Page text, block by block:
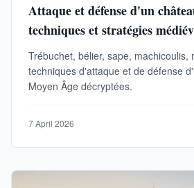
Attaque et défense d'un
techniques et stratégies
Trébuchet, bélier, sape, machicoulis,
techniques d'attaque et de défense
Moyen Âge décryptées.
7 April 2026